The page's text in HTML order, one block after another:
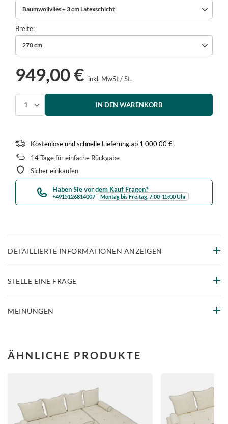
Baumwollvlies + 3 cm Latexschicht
Breite
270 cm
949,00 € inkl. MwSt/St.
IN DEN WARENKORB
Kostenlose und schnelle Lieferungab 1 000,00 €
14Tage für einfache Rückgabe
Sicher einkaufen
Haben Sie vor dem Kauf Fragen?
+4915126814007 Montag bis Freitag, 7:00-15:00 Uhr
DETAILLIERTE INFORMATIONEN ANZEIGEN
STELLE EINE FRAGE
MEINUNGEN
ÄHNLICHE PRODUKTE